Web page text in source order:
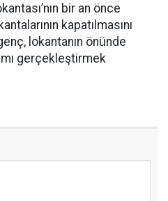
bir an önce
kapatılmasını
lokantanın önünde
gerçekleştirmek